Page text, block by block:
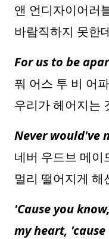
앤 언디자이어러
바람직하지 못한
For us to be
풔 어스 투 비 어
우리가 헤어지는
Never would've
네버 우드브 메이
멀리 떨어지게 해
'Cause you
my heart, 'cause